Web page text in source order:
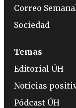
Correo
Sociedad
Temas
Editorial ÚH
Noticias
Pódcast ÚH